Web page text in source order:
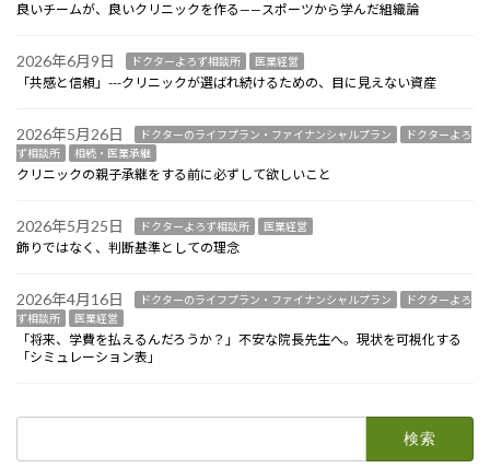
良いチームが、良いクリニックを作る——スポーツから学んだ組織論
2026年6月9日 ドクターよろず相談所 医業経営
「共感と信頼」---クリニックが選ばれ続けるための、目に見えない資産
2026年5月26日 ドクターのライフプラン・ファイナンシャルプラン
ドクターよろ
ず相談所
相続・医業承継
クリニックの親子承継をする前に必ずして欲しいこと
2026年5月25日 ドクターよろず相談所 医業経営
飾りではなく、判断基準としての理念
2026年4月16日 ドクターのライフプラン・ファイナンシャルプラン
ドクターよろ
ず相談所
医業経営
「将来、学費を払えるんだろうか？」不安な院長先生へ。現状を可視化する
「シミュレーション表」